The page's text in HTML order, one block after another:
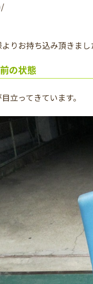
りお持ち込み頂きま
の状態
立ってきています。